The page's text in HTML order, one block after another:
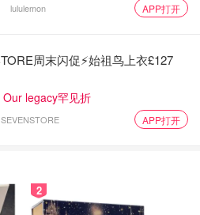
还算舒服，效果嘛……没什么特
lululemon APP打开
周末闪促⚡️始祖鸟上衣£127
legacy罕见折
SEVENSTORE APP打开
2